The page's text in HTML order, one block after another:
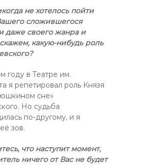
не хотелось пойти
сложившегося
даже своего жанра и
какую-нибудь роль
году в Театре им.
я репетировал роль Князя
сне»
Но судьба
по-другому, и я
зов.
что наступит момент,
ничего от Вас не будет